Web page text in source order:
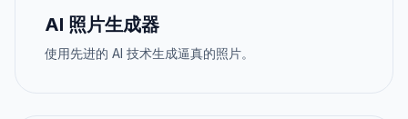
AI 照片生成器
使用先进的 AI 技术生成逼真的照片。